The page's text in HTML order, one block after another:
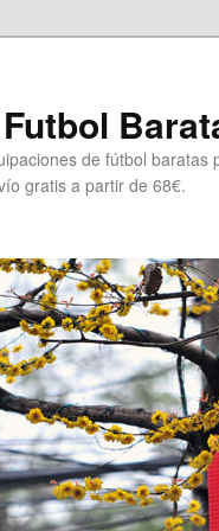
de fútbol baratas
gratis a partir de 68€.